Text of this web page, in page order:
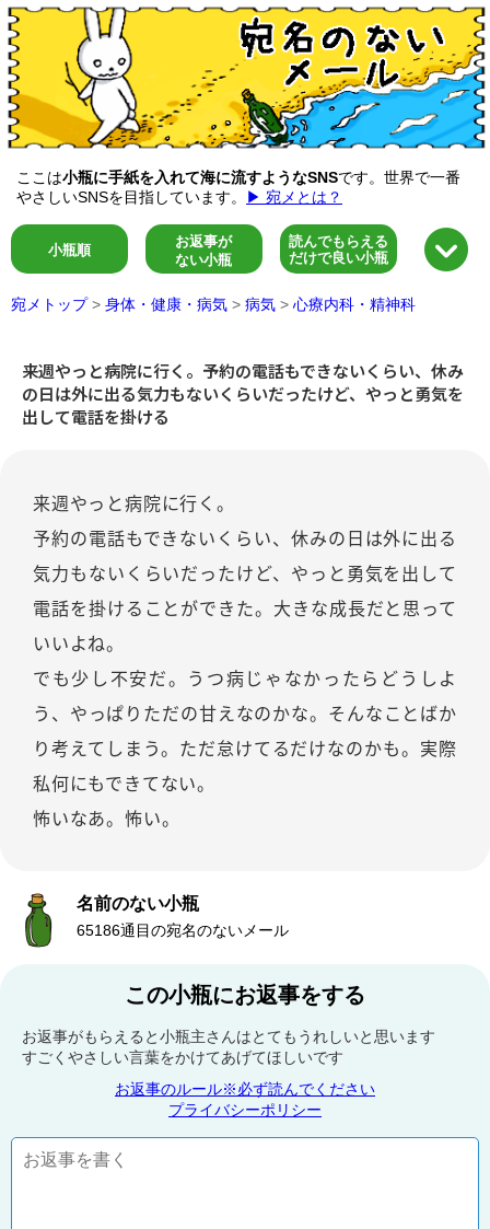
ここは小瓶に手紙を入れて海に流すようなSNSです。世界で一番
やさしいSNSを目指しています。
▶ 宛メとは？
小瓶順
お返事が
ない小瓶
読んでもらえる
だけで良い小瓶
宛メトップ > 身体・健康・病気 > 病気 > 心療内科・精神科
来週やっと病院に行く。予約の電話もできないくらい、休み
の日は外に出る気力もないくらいだったけど、やっと勇気を
出して電話を掛ける
来週やっと病院に行く。
予約の電話もできないくらい、休みの日は外に出る
気力もないくらいだったけど、やっと勇気を出して
電話を掛けることができた。大きな成長だと思って
いいよね。
でも少し不安だ。うつ病じゃなかったらどうしよ
う、やっぱりただの甘えなのかな。そんなことばか
り考えてしまう。ただ怠けてるだけなのかも。実際
私何にもできてない。
怖いなあ。怖い。
名前のない小瓶
65186通目の宛名のないメール
この小瓶にお返事をする
お返事がもらえると小瓶主さんはとてもうれしいと思います
すごくやさしい言葉をかけてあげてほしいです
お返事のルール※必ず読んでください
プライバシーポリシー